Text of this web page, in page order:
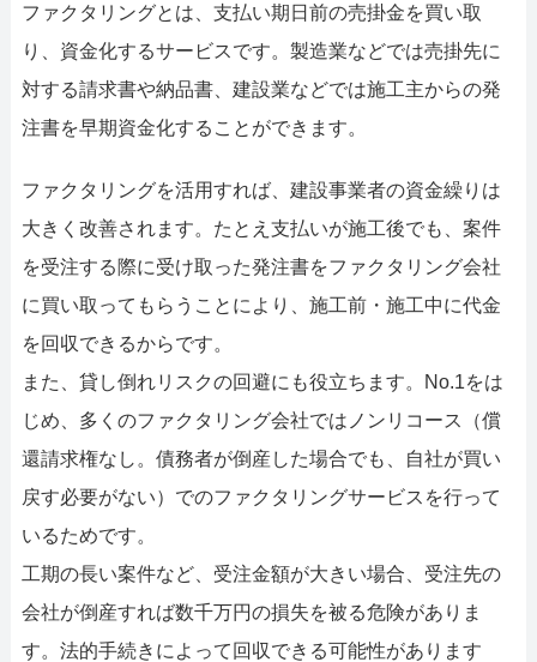
ファクタリングとは、支払い期日前の売掛金を買い取
り、資金化するサービスです。製造業などでは売掛先に
対する請求書や納品書、建設業などでは施工主からの発
注書を早期資金化することができます。
ファクタリングを活用すれば、建設事業者の資金繰りは
大きく改善されます。たとえ支払いが施工後でも、案件
を受注する際に受け取った発注書をファクタリング会社
に買い取ってもらうことにより、施工前・施工中に代金
を回収できるからです。
また、貸し倒れリスクの回避にも役立ちます。No.1をは
じめ、多くのファクタリング会社ではノンリコース（償
還請求権なし。債務者が倒産した場合でも、自社が買い
戻す必要がない）でのファクタリングサービスを行って
いるためです。
工期の長い案件など、受注金額が大きい場合、受注先の
会社が倒産すれば数千万円の損失を被る危険がありま
す。法的手続きによって回収できる可能性があります